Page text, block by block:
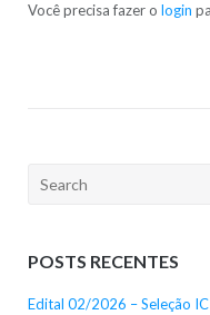
Você precisa fazer o login
Search
POSTS RECENTES
Edital 02/2026 – Seleção IC